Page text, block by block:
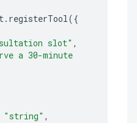
. registerTool({
slot" ,
a 30-minute
"string" ,